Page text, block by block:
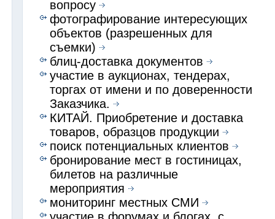
вопросу
фотографирование интересующих
объектов (разрешенных для
съемки)
блиц-доставка документов
участие в аукционах, тендерах,
торгах от имени и по доверенности
Заказчика.
КИТАЙ. Приобретение и доставка
товаров, образцов продукции
поиск потенциальных клиентов
бронирование мест в гостиницах,
билетов на различные
мероприятия
мониторинг местных СМИ